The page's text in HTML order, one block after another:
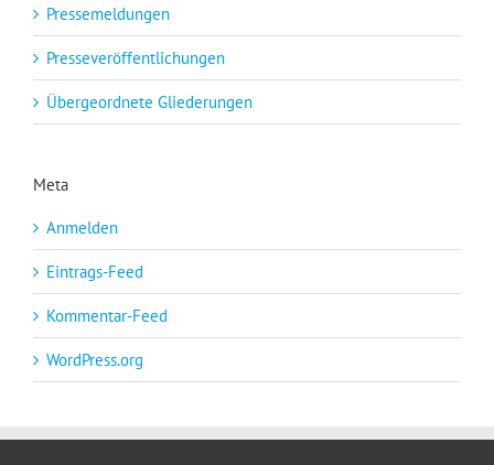
Pressemeldungen
Presseveröffentlichungen
Übergeordnete Gliederungen
Meta
Anmelden
Eintrags-Feed
Kommentar-Feed
WordPress.org